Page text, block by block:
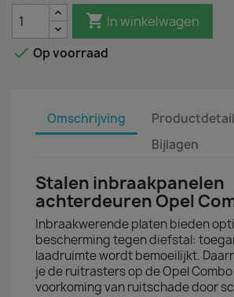
 In winkelwagen
 Op voorraad
Omschrijving
Bijlagen
Stalen inbraakpanelen
achterdeuren Opel
Inbraakwerende platen bieden
bescherming tegen diefstal:
laadruimte wordt bemoeilijkt.
je de ruitrasters op de Opel
voorkoming van ruitschade door